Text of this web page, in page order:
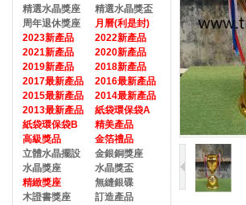
精選水晶獎座
精選水晶獎盃
周年退休獎座
月曆(利是封)
2023新產品
2022新產品
2021新產品
2020新產品
2019新產品
2018新產品
2017最新產品
2016最新產品
2015最新產品
2014最新產品
2013最新產品
紙袋環保袋A
紙袋環保袋B
精美產品
高級獎品
金箔禮品
立體水晶擺設
金銀銅獎座
水晶獎座
水晶獎盃
精緻獎座
無縫銀碟
木證書獎座
訂造產品